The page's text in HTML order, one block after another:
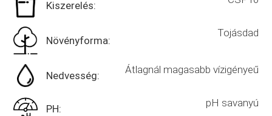
Kiszerelés:
Növényforma:
Tojásdad
Nedvesség: Átlagnál magasabb vízigényeű
PH: pH savanyú